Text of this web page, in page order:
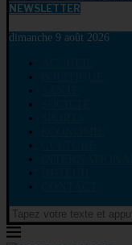
NEWSLETTER
dimanche 9 août 2026